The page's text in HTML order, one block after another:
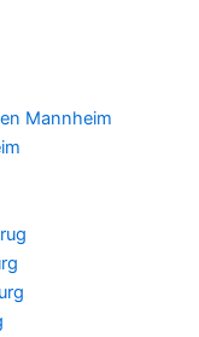
Mannheim